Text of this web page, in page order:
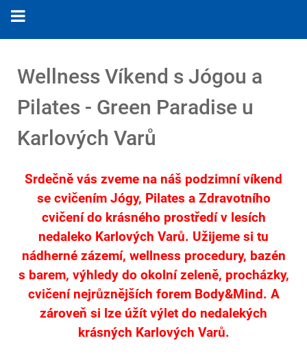
Wellness Víkend s Jógou a
Pilates - Green Paradise u
Karlových Varů
Srdečně vás zveme na náš podzimní víkend
se cvičením Jógy, Pilates a Zdravotního
cvičení do krásného prostředí v lesích
nedaleko Karlových Varů. Užijeme si tu
nádherné zázemí, wellness procedury, bazén
s barem, výhledy do okolní zeleně, procházky,
cvičení nejrůznějších forem Body&Mind. A
zároveň si lze úžít výlet do nedalekých
krásných Karlových Varů.